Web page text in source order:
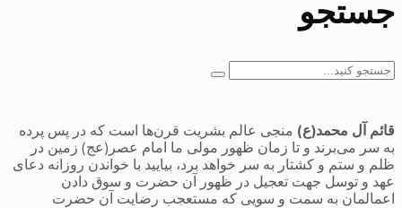
جستجو
جستجو
قائم آل محمد(ع) منجی عالم بشریت قرن‌ها است که در پس پرده
به سر می‌برند و تا زمان ظهور مولی ما امام عصر(عج) زمین در
ظلم و ستم و کشتار به سر خواهد برد، بیایید با خواندن روزانه دعای
عهد و توسل جهت تعجیل در ظهور آن حضرت و سوق دادن
اعمالمان به سمت و سویی که مستعجب رضایت آن حضرت